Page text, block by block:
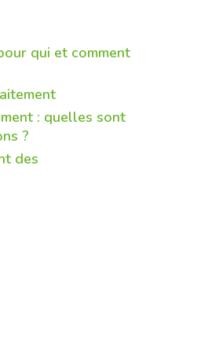
qui et comment
: quelles sont
?
des